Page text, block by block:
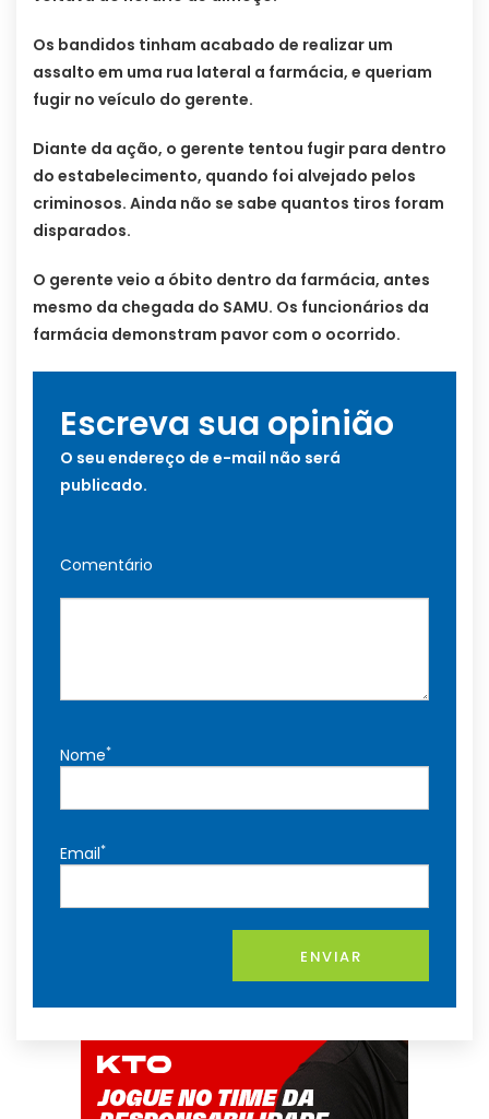
Os bandidos tinham acabado de realizar um
assalto em uma rua lateral a farmácia, e queriam
fugir no veículo do gerente.
Diante da ação, o gerente tentou fugir para dentro
do estabelecimento, quando foi alvejado pelos
criminosos. Ainda não se sabe quantos tiros foram
disparados.
O gerente veio a óbito dentro da farmácia, antes
mesmo da chegada do SAMU. Os funcionários da
farmácia demonstram pavor com o ocorrido.
Escreva sua opinião
O seu endereço de e-mail não será
publicado.
Comentário
Nome*
Email*
ENVIAR